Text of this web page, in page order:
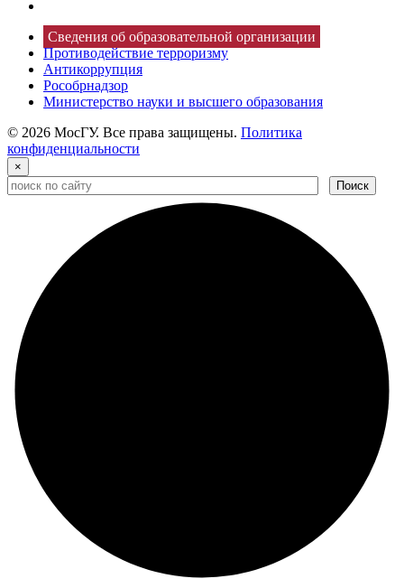
Сведения об образовательной организации
Противодействие терроризму
Антикоррупция
Рособрнадзор
Министерство науки и высшего образования
© 2026 МосГУ. Все права защищены. Политика
конфиденциальности
×